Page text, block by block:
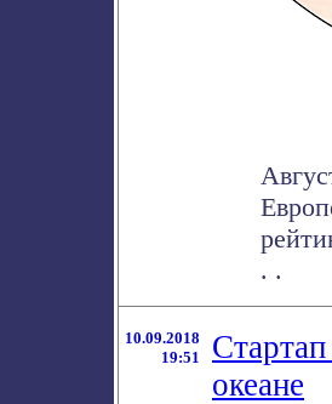
. .
10.09.2018
19:51
океане